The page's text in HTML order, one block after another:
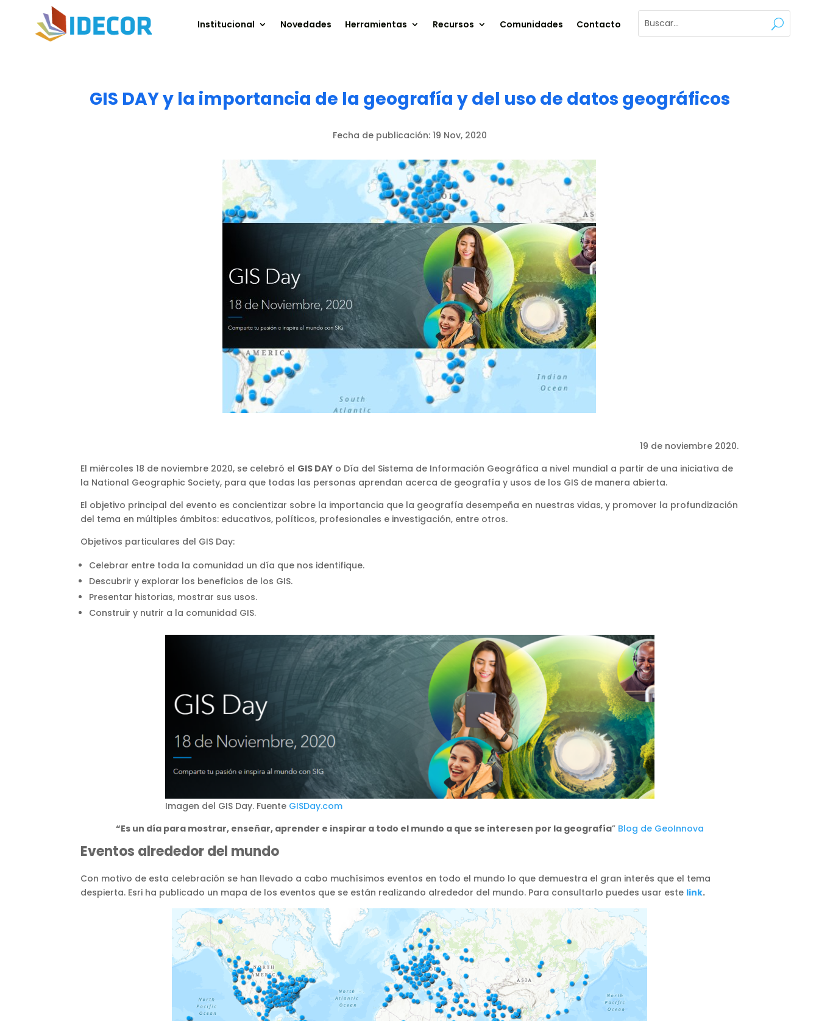
Institucional Novedades Herramientas Recursos Comunidades Contacto
GIS DAY y la importancia de la geografía y del uso de datos geográficos
Fecha de publicación: 19 Nov, 2020
19 de noviembre 2020.
El miércoles 18 de noviembre 2020, se celebró el GIS DAY o Día del Sistema de Información Geográfica a nivel mundial a partir de una iniciativa de
la National Geographic Society, para que todas las personas aprendan acerca de geografía y usos de los GIS de manera abierta.
El objetivo principal del evento es concientizar sobre la importancia que la geografía desempeña en nuestras vidas, y promover la profundización
del tema en múltiples ámbitos: educativos, políticos, profesionales e investigación, entre otros.
Objetivos particulares del GIS Day:
Celebrar entre toda la comunidad un día que nos identifique.
Descubrir y explorar los beneficios de los GIS.
Presentar historias, mostrar sus usos.
Construir y nutrir a la comunidad GIS.
Imagen del GIS Day. Fuente GISDay.com
“Es un día para mostrar, enseñar, aprender e inspirar a todo el mundo a que se interesen por la geografía” Blog de GeoInnova
Eventos alrededor del mundo
Con motivo de esta celebración se han llevado a cabo muchísimos eventos en todo el mundo lo que demuestra el gran interés que el tema
despierta. Esri ha publicado un mapa de los eventos que se están realizando alrededor del mundo. Para consultarlo puedes usar este link.